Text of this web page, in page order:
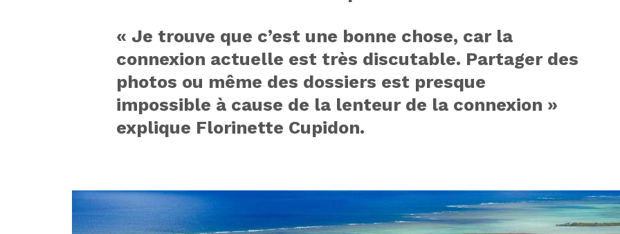
« Je trouve que c’est une bonne chose, car la
connexion actuelle est très discutable. Partager des
photos ou même des dossiers est presque
impossible à cause de la lenteur de la connexion »
explique Florinette Cupidon.